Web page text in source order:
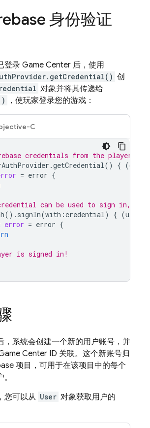
身份验证
登录 Game Center 后，使用
创
对象并将其传递给
，使玩家登录您的游戏：
C
credentials from the player's
.getCredential() { (
= error {
can be used to sign in,
(). signIn(with :credential) { (user
error = error {
is signed in!
，系统会创建一个新的用户账号，并
Center ID 关联。这个新账号归
项目，可用于在该项目中的每个
您可以从 User 对象获取用户的